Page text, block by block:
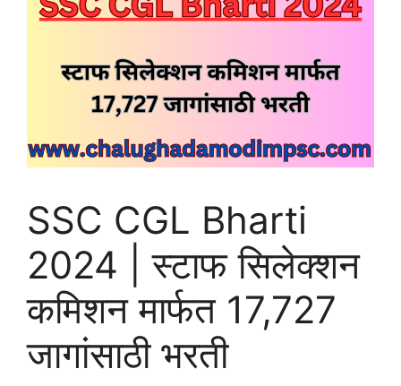
SSC CGL Bharti
2024 | स्टाफ सिलेक्शन
कमिशन मार्फत 17,727
जागांसाठी भरती